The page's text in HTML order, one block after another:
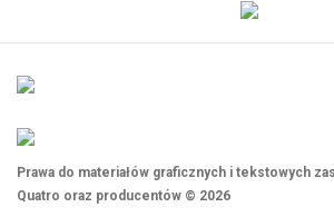
Prawa do materiałów graficznych i tekstowych
Quatro oraz producentów © 2026